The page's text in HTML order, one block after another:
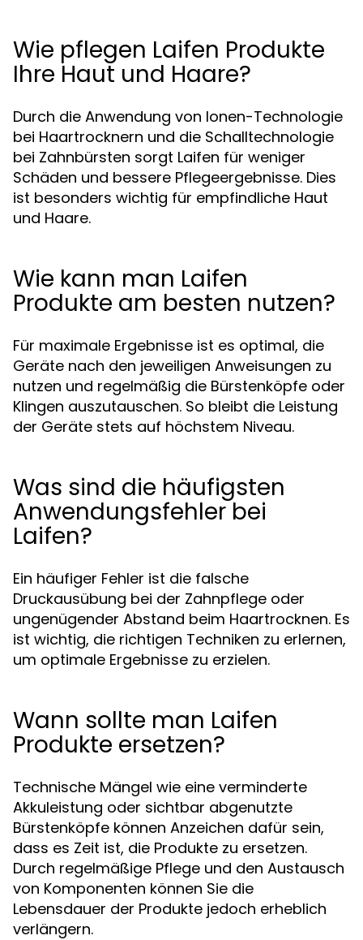
Wie pflegen Laifen Produkte
Ihre Haut und Haare?
Durch die Anwendung von Ionen-Technologie
bei Haartrocknern und die Schalltechnologie
bei Zahnbürsten sorgt Laifen für weniger
Schäden und bessere Pflegeergebnisse. Dies
ist besonders wichtig für empfindliche Haut
und Haare.
Wie kann man Laifen
Produkte am besten nutzen?
Für maximale Ergebnisse ist es optimal, die
Geräte nach den jeweiligen Anweisungen zu
nutzen und regelmäßig die Bürstenköpfe oder
Klingen auszutauschen. So bleibt die Leistung
der Geräte stets auf höchstem Niveau.
Was sind die häufigsten
Anwendungsfehler bei
Laifen?
Ein häufiger Fehler ist die falsche
Druckausübung bei der Zahnpflege oder
ungenügender Abstand beim Haartrocknen. Es
ist wichtig, die richtigen Techniken zu erlernen,
um optimale Ergebnisse zu erzielen.
Wann sollte man Laifen
Produkte ersetzen?
Technische Mängel wie eine verminderte
Akkuleistung oder sichtbar abgenutzte
Bürstenköpfe können Anzeichen dafür sein,
dass es Zeit ist, die Produkte zu ersetzen.
Durch regelmäßige Pflege und den Austausch
von Komponenten können Sie die
Lebensdauer der Produkte jedoch erheblich
verlängern.